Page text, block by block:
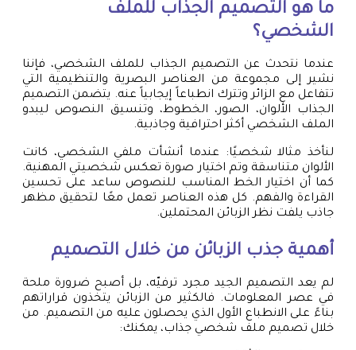
ما هو التصميم الجذاب للملف
الشخصي؟
عندما نتحدث عن التصميم الجذاب للملف الشخصي، فإننا
نشير إلى مجموعة من العناصر البصرية والتنظيمية التي
تتفاعل مع الزائر وتترك انطباعاً إيجابياً عنه. يتضمن التصميم
الجذاب الألوان، الصور، الخطوط، وتنسيق النصوص ليبدو
الملف الشخصي أكثر احترافية وجاذبية.
لنأخذ مثالا شخصيًا: عندما أنشأت ملفي الشخصي، كانت
الألوان متناسقة وتم اختيار صورة تعكس شخصيتي المهنية.
كما أن اختيار الخط المناسب للنصوص ساعد على تحسين
القراءة والفهم. كل هذه العناصر تعمل معًا لتحقيق مظهر
جاذب يلفت نظر الزبائن المحتملين.
أهمية جذب الزبائن من خلال التصميم
لم يعد التصميم الجيد مجرد ترفيّه، بل أصبح ضرورة ملحة
في عصر المعلومات. فالكثير من الزبائن يتخذون قراراتهم
بناءً على الانطباع الأول الذي يحصلون عليه من التصميم. من
خلال تصميم ملف شخصي جذاب، يمكنك: